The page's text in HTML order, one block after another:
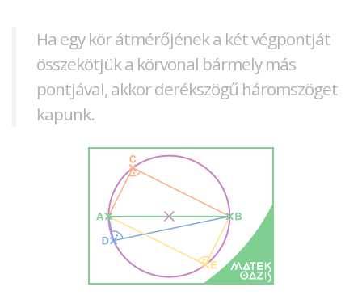
Ha egy kör átmérőjének a két végpontját
összekötjük a körvonal bármely más
pontjával, akkor derékszögű háromszöget
kapunk.